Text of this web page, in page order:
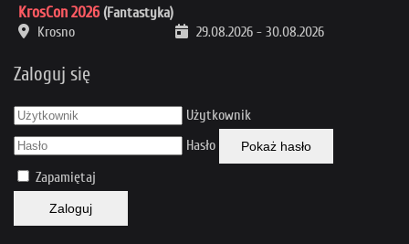
KrosCon 2026 (Fantastyka)
Krosno
29.08.2026 - 30.08.2026
Zaloguj się
Użytkownik
Hasło
Pokaż hasło
Zapamiętaj
Zaloguj